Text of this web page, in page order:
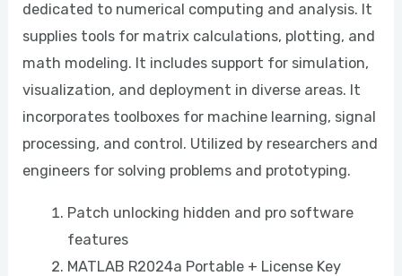
dedicated to numerical computing and analysis. It
supplies tools for matrix calculations, plotting, and
math modeling. It includes support for simulation,
visualization, and deployment in diverse areas. It
incorporates toolboxes for machine learning, signal
processing, and control. Utilized by researchers and
engineers for solving problems and prototyping.
Patch unlocking hidden and pro software
features
MATLAB R2024a Portable + License Key